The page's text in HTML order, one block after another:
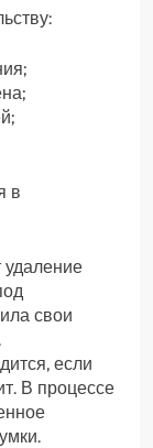
в
удаление
свои
если
В процессе